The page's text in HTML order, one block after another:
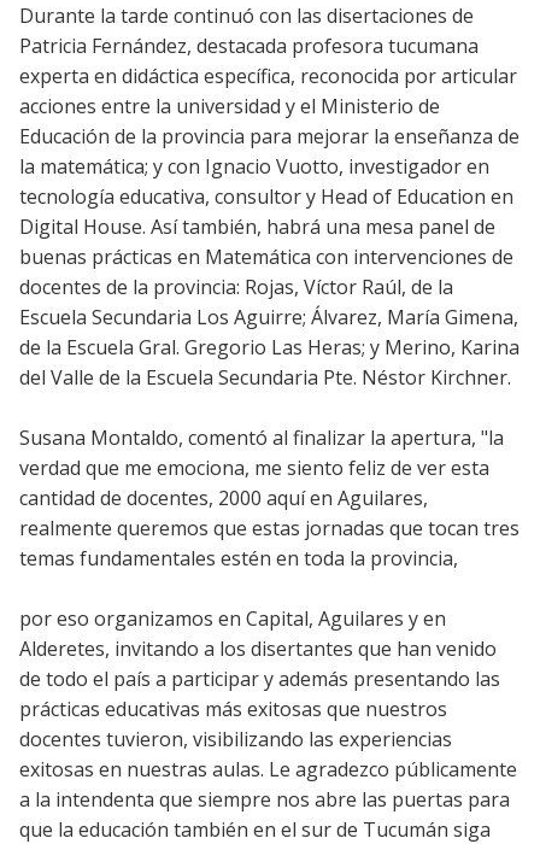
Durante la tarde continuó con las disertaciones de
Patricia Fernández, destacada profesora tucumana
experta en didáctica específica, reconocida por articular
acciones entre la universidad y el Ministerio de
Educación de la provincia para mejorar la enseñanza de
la matemática; y con Ignacio Vuotto, investigador en
tecnología educativa, consultor y Head of Education en
Digital House. Así también, habrá una mesa panel de
buenas prácticas en Matemática con intervenciones de
docentes de la provincia: Rojas, Víctor Raúl, de la
Escuela Secundaria Los Aguirre; Álvarez, María Gimena,
de la Escuela Gral. Gregorio Las Heras; y Merino, Karina
del Valle de la Escuela Secundaria Pte. Néstor Kirchner.
Susana Montaldo, comentó al finalizar la apertura, "la
verdad que me emociona, me siento feliz de ver esta
cantidad de docentes, 2000 aquí en Aguilares,
realmente queremos que estas jornadas que tocan tres
temas fundamentales estén en toda la provincia,
por eso organizamos en Capital, Aguilares y en
Alderetes, invitando a los disertantes que han venido
de todo el país a participar y además presentando las
prácticas educativas más exitosas que nuestros
docentes tuvieron, visibilizando las experiencias
exitosas en nuestras aulas. Le agradezco públicamente
a la intendenta que siempre nos abre las puertas para
que la educación también en el sur de Tucumán siga